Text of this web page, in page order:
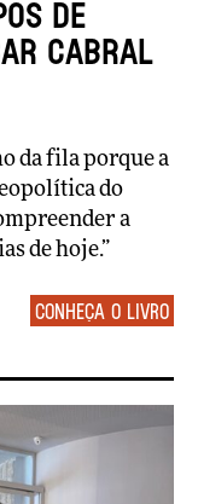
de
Cabral
da fila porque a
do
a
de hoje.”
Conheça o livro